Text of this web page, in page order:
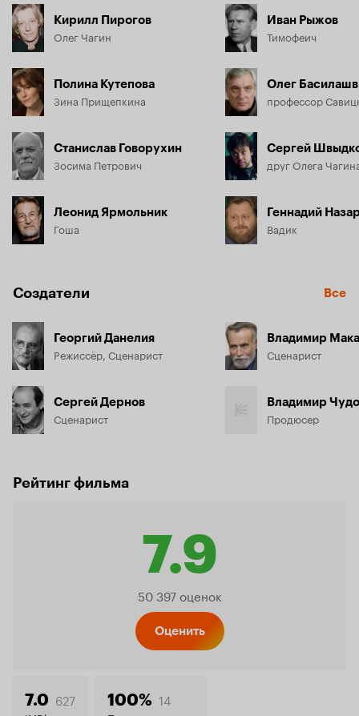
Кирилл Пирогов
Олег Чагин
Полина Кутепова
Зина Прищепкина
Станислав Говорухин
Зосима Петрович
Леонид Ярмольник
Гоша
Иван Рыжов
Тимофеич
Олег
профессор
Сергей
друг Олега
Геннадий
Вадик
Создатели Все
Георгий Данелия
Режиссёр, Сценарист
Сергей Дернов
Сценарист
Владимир
Сценарист
Владимир
Продюсер
Рейтинг фильма
7.9
Рейтинг
50 397 оценок
Оценить
7.0 627 100% 14